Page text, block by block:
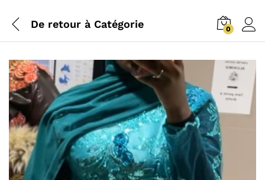
De retour à Catégorie 0